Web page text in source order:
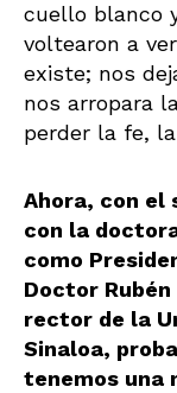
cuello blanco
voltearon a
existe; nos
nos arropara
perder la fe,
Ahora, con el
con la
como
Doctor
rector de la
Sinaloa,
tenemos una